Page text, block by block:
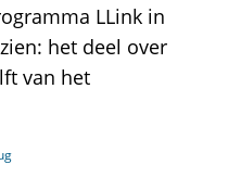
LLink in
het deel over
van het